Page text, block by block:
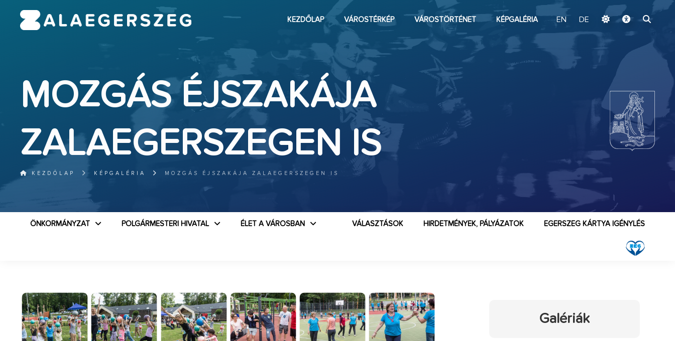
ugrás a fő tartalomhoz
KEZDŐLAP VÁROSTÉRKÉP VÁROSTÖRTÉNET KÉPGALÉRIA EN DE
MOZGÁS ÉJSZAKÁJA
ZALAEGERSZEGEN IS
KEZDŐLAP KÉPGALÉRIA MOZGÁS ÉJSZAKÁJA ZALAEGERSZEGEN IS
ÖNKORMÁNYZAT POLGÁRMESTERI HIVATAL ÉLET A VÁROSBAN EGERSZEG KÁRTYA IGÉNYLÉS
HIRDETMÉNYEK, PÁLYÁZATOK
VÁLASZTÁSOK
Galériák